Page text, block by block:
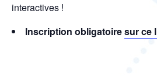
interactives !
Inscription obligatoiresur ce